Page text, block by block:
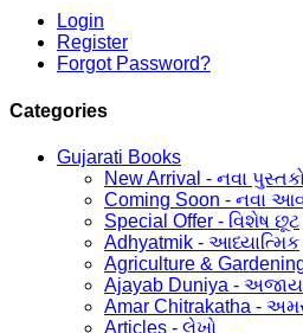
Login
Register
Forgot Password?
Categories
Gujarati Books
New Arrival - નવા
Coming Soon - નવા
Special Offer - વિશેષ છૂટ
Adhyatmik - આધ્યાત્મિક
Agriculture &
Ajayab Duniya -
Amar Chitrakatha -
Articles - લેખો